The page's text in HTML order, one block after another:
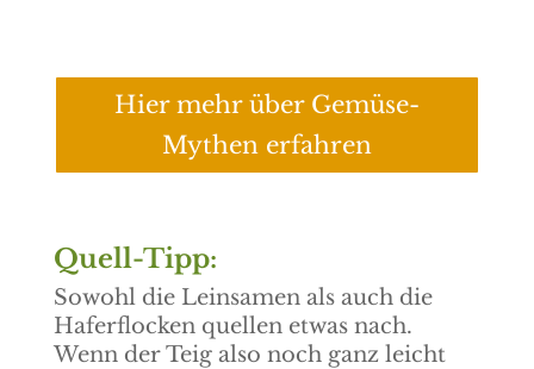
Hier mehr über Gemüse-
Mythen erfahren
Quell-Tipp:
Sowohl die Leinsamen als auch die
Haferflocken quellen etwas nach.
Wenn der Teig also noch ganz leicht